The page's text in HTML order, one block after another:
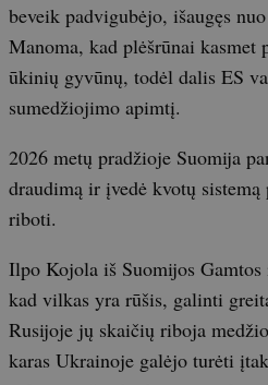
beveik padvigubėjo, išaugęs
Manoma, kad plėšrūnai kasmet
ūkinių gyvūnų, todėl dalis ES
sumedžiojimo apimtį.
2026 metų pradžioje Suomija
draudimą ir įvedė kvotų
riboti.
Ilpo Kojola iš Suomijos
kad vilkas yra rūšis, galinti
Rusijoje jų skaičių riboja
karas Ukrainoje galėjo turėti